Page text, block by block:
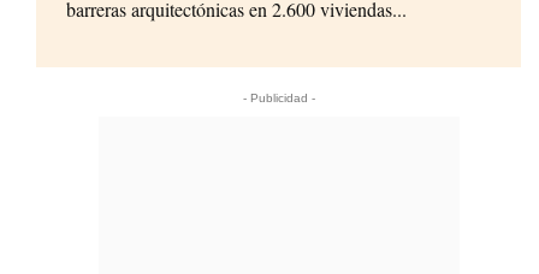
barreras arquitectónicas en 2.600 viviendas...
- Publicidad -